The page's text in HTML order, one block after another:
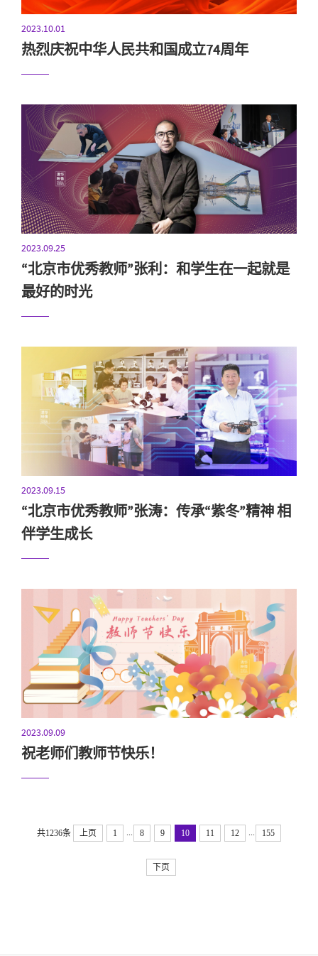
2023.10.01
热烈庆祝中华人民共和国成立74周年
2023.09.25
“北京市优秀教师”张利：和学生在一起就是
最好的时光
2023.09.15
“北京市优秀教师”张涛：传承“紫冬”精神 相
伴学生成长
2023.09.09
祝老师们教师节快乐！
共1236条 上页 1 ... 8 9 10 11 12 ... 155
下页